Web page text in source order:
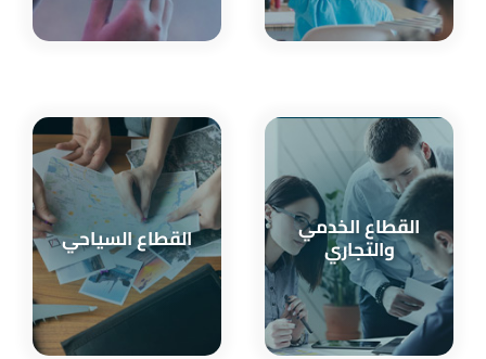
القطاع الخدمي
والتجاري القطاع السياحي